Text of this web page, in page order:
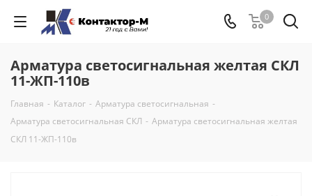
0
Арматура светосигнальная желтая СКЛ
11-ЖП-110в
Главная - Каталог - Арматура светосигнальная -
Арматура светосигнальная СКЛ - Арматура светосигнальная желтая
СКЛ 11-ЖП-110в